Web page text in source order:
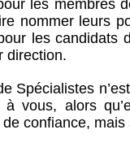
les membres
nommer leurs
les candidats
direction.
Spécialistes
à vous, alors
confiance,